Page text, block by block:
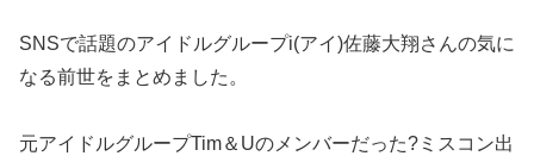
SNSで話題のアイドルグループi(アイ)佐藤大翔さんの気に
なる前世をまとめました。
元アイドルグループTim＆Uのメンバーだった?ミスコン出